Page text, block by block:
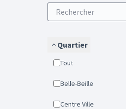
Quartier
Tout
Belle-Beille
Centre Ville